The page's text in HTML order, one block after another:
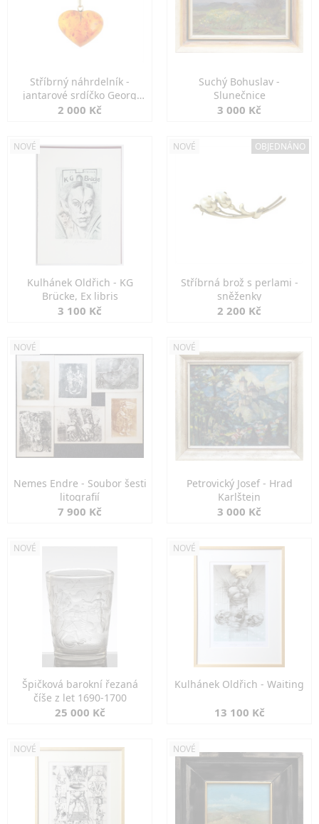
Stříbrný náhrdelník -
jantarové srdíčko Georg
Kramer
2 000 Kč
Suchý Bohuslav -
Slunečnice
3 000 Kč
NOVÉ
Kulhánek Oldřich - KG
Brücke, Ex libris
3 100 Kč
NOVÉ OBJEDNÁNO
Stříbrná brož s perlami -
sněženky
2 200 Kč
NOVÉ
Nemes Endre - Soubor šesti
litografií
7 900 Kč
NOVÉ
Petrovický Josef - Hrad
Karlštejn
3 000 Kč
NOVÉ
Špičková barokní řezaná
číše z let 1690-1700
25 000 Kč
NOVÉ
Kulhánek Oldřich - Waiting
13 100 Kč
NOVÉ NOVÉ